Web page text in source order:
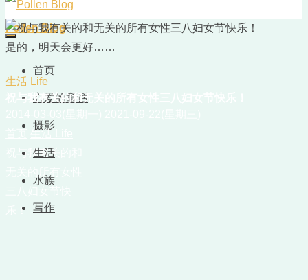
Pollen Blog
是的，明天会更好……
首页
心爱的童话
摄影
生活
水族
写作
生活 Life
祝与我有关的和无关的所有女性三八妇女节快乐！
生活 Life
祝与我有关的和
乐！